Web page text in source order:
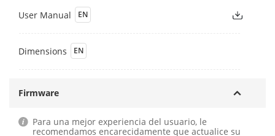
User Manual EN
Dimensions EN
Firmware
Para una mejor experiencia del usuario, le
recomendamos encarecidamente que actualice su